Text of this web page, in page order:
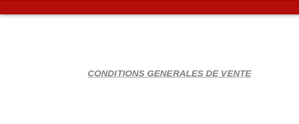
CONDITIONS GENERALES DE VENTE